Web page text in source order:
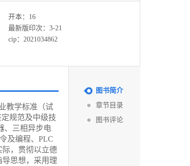
开本：16
最新版印次：3-21
cip：2021034862
教学标准（试
规范及中级技
、三相异步电
及编程、PLC
，贯彻以立德
思想，采用理
图书简介
章节目录
图书评论